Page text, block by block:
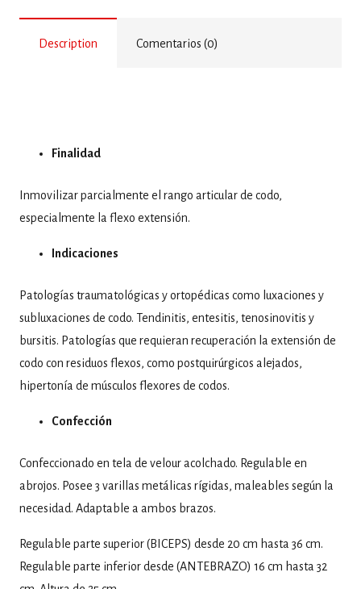
Description Comentarios (0)
Finalidad
Inmovilizar parcialmente el rango articular de codo,
especialmente la flexo extensión.
Indicaciones
Patologías traumatológicas y ortopédicas como luxaciones y
subluxaciones de codo. Tendinitis, entesitis, tenosinovitis y
bursitis. Patologías que requieran recuperación la extensión de
codo con residuos flexos, como postquirúrgicos alejados,
hipertonía de músculos flexores de codos.
Confección
Confeccionado en tela de velour acolchado. Regulable en
abrojos. Posee 3 varillas metálicas rígidas, maleables según la
necesidad. Adaptable a ambos brazos.
Regulable parte superior (BICEPS) desde 20 cm hasta 36 cm.
Regulable parte inferior desde (ANTEBRAZO) 16 cm hasta 32